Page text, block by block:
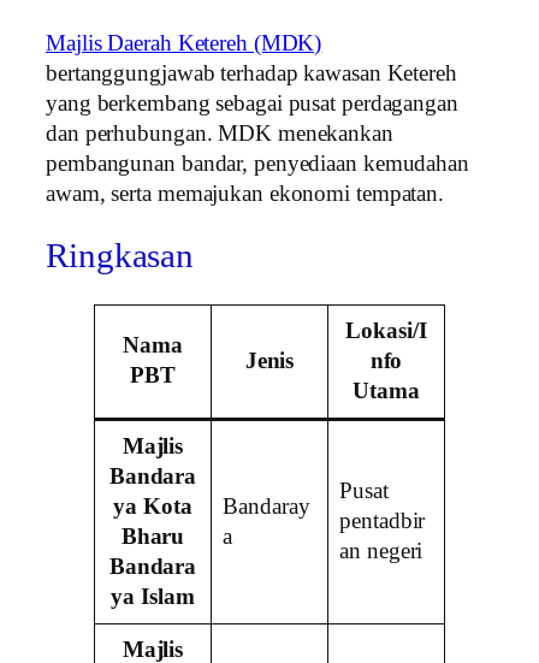
Majlis Daerah Ketereh (MDK)
bertanggungjawab terhadap kawasan Ketereh
yang berkembang sebagai pusat perdagangan
dan perhubungan. MDK menekankan
pembangunan bandar, penyediaan kemudahan
awam, serta memajukan ekonomi tempatan.
Ringkasan
Nama
PBT
Jenis
Lokasi/I
nfo
Utama
Majlis
Bandara
ya Kota
Bharu
Bandara
ya Islam
Bandaray
a
Pusat
pentadbir
an negeri
Majlis